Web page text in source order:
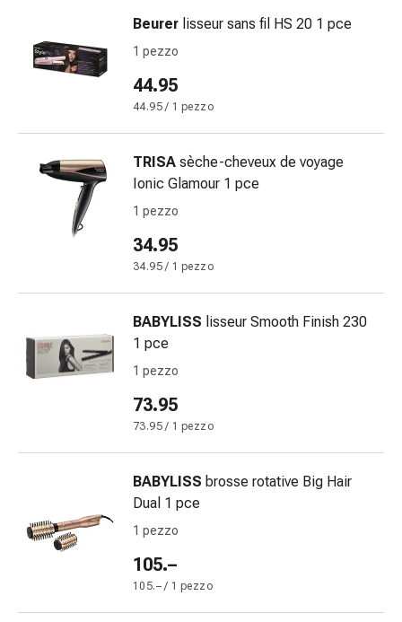
fissaggio
Strisce
di
garza
Bendaggi
compressivi
Cerotti
adesivi
accessori
reti
tubolari
Materiali
medicazione
e
scottature
di
Medicazioni
Unguenti
e
Beurer lisseur sans fil HS 20 1 pce
1 pezzo
44.95
44.95 / 1 pezzo
TRISA sèche-cheveux de voyage
Ionic Glamour 1 pce
1 pezzo
34.95
34.95 / 1 pezzo
BABYLISS lisseur Smooth Finish 230
1 pce
1 pezzo
73.95
73.95 / 1 pezzo
BABYLISS brosse rotative Big Hair
Dual 1 pce
1 pezzo
105.–
105.– / 1 pezzo